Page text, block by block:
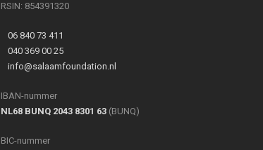
RSIN: 854391320
06 840 73 411
040 369 00 25
info@salaamfoundation.nl
IBAN-nummer
NL68 BUNQ 2043 8301 63 (BUNQ)
BIC-nummer